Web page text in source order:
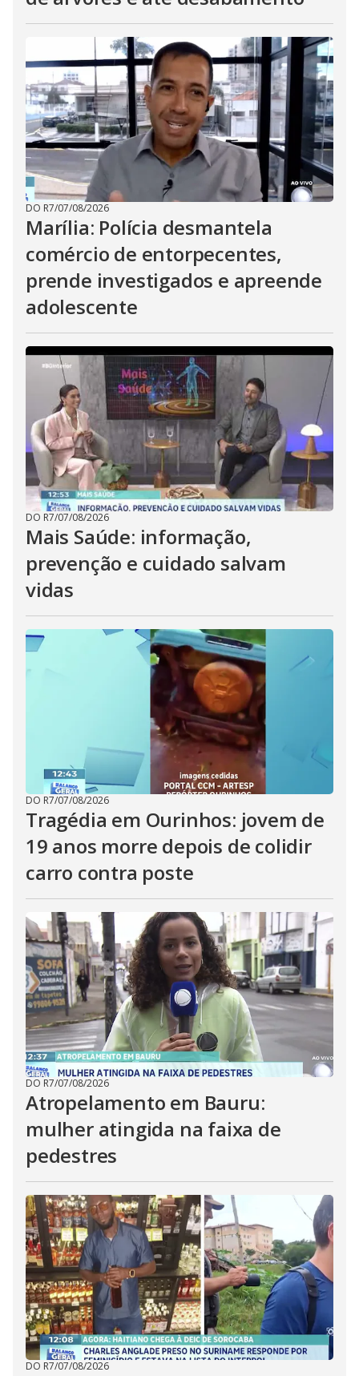
DO R7/07/08/2026
Marília: Polícia desmantela
comércio de entorpecentes,
prende investigados e apreende
adolescente
DO R7/07/08/2026
Mais Saúde: informação,
prevenção e cuidado salvam
vidas
DO R7/07/08/2026
Tragédia em Ourinhos: jovem de
19 anos morre depois de colidir
carro contra poste
DO R7/07/08/2026
Atropelamento em Bauru:
mulher atingida na faixa de
pedestres
DO R7/07/08/2026